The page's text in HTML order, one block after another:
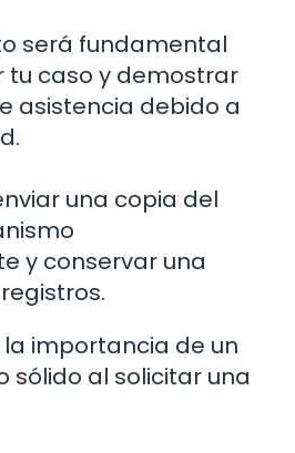
será fundamental
caso y demostrar
asistencia debido a
una copia del
y conservar una
importancia de un
sólido al solicitar una